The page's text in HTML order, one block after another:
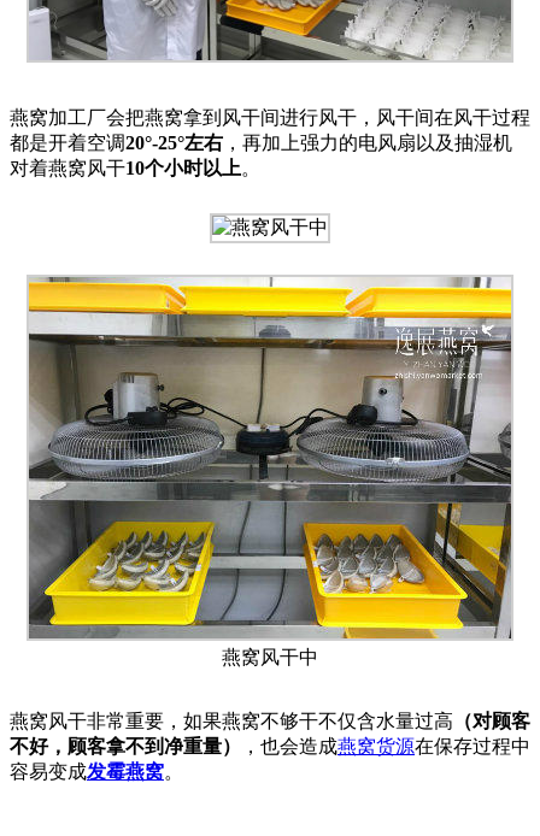
燕窝加工厂会把燕窝拿到风干间进行风干，风干间在风干过程
都是开着空调20°-25°左右 ，再加上强力的电风扇以及抽湿机
对着燕窝风干10个小时以上。
燕窝风干中
燕窝风干非常重要，如果燕窝不够干不仅含水量过高 （对顾客
不好，顾客拿不到净重量）
，也会造成燕窝货源在保存过程中
容易变成发霉燕窝。